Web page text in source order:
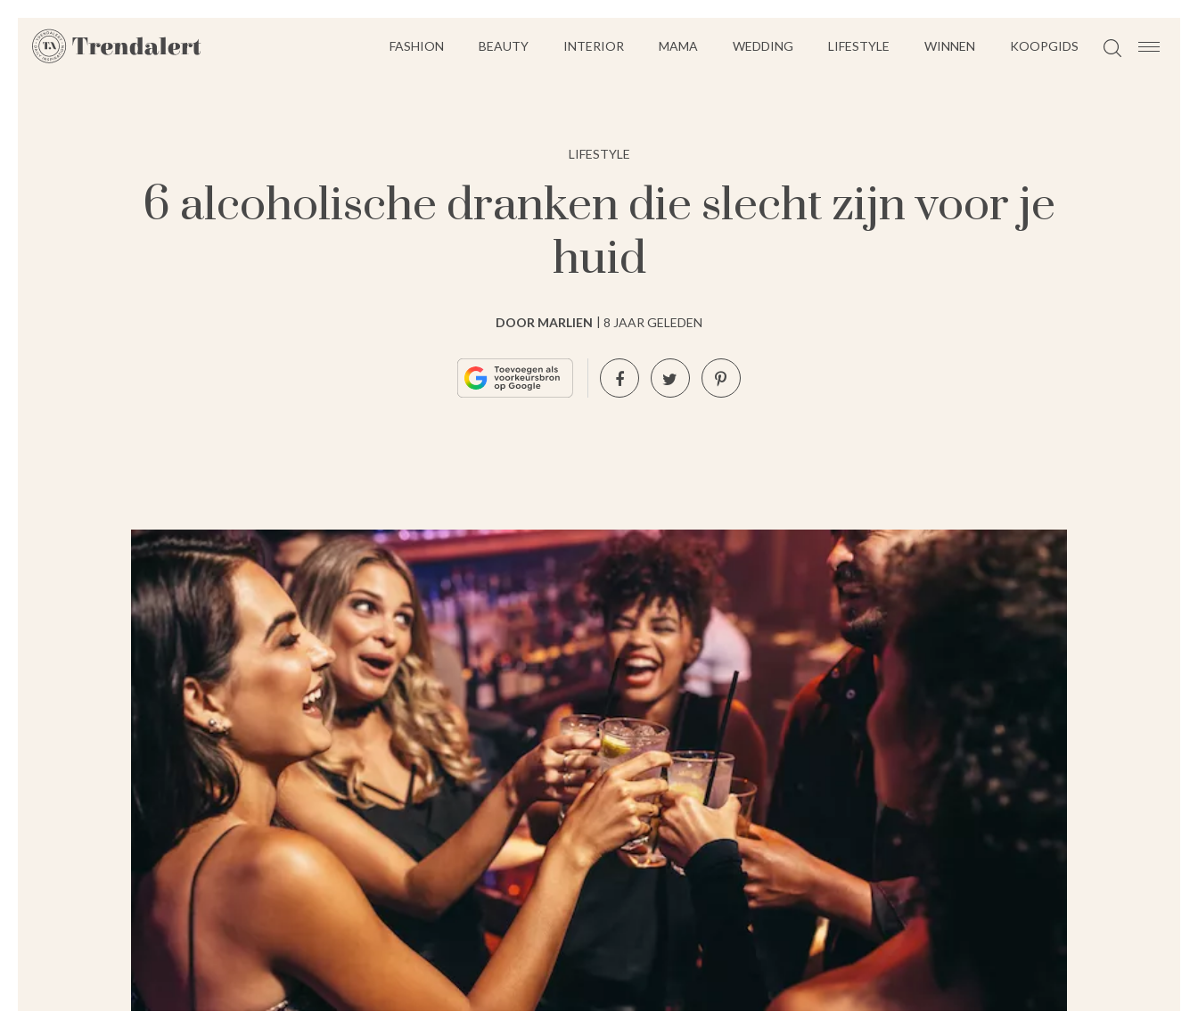
FASHION BEAUTY INTERIOR MAMA WEDDING LIFESTYLE WINNEN KOOPGIDS
LIFESTYLE
6 alcoholische dranken die slecht zijn voor je
huid
DOOR MARLIEN 8 JAAR GELEDEN